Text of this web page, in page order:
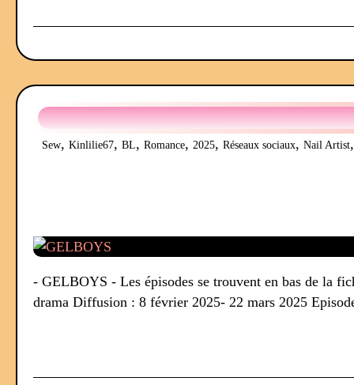
Sew, Kinlilie67, BL, Romance, 2025, Réseaux sociaux, Nail Artist
- GELBOYS - Les épisodes se trouvent en bas de la
drama Diffusion : 8 février 2025- 22 mars 2025